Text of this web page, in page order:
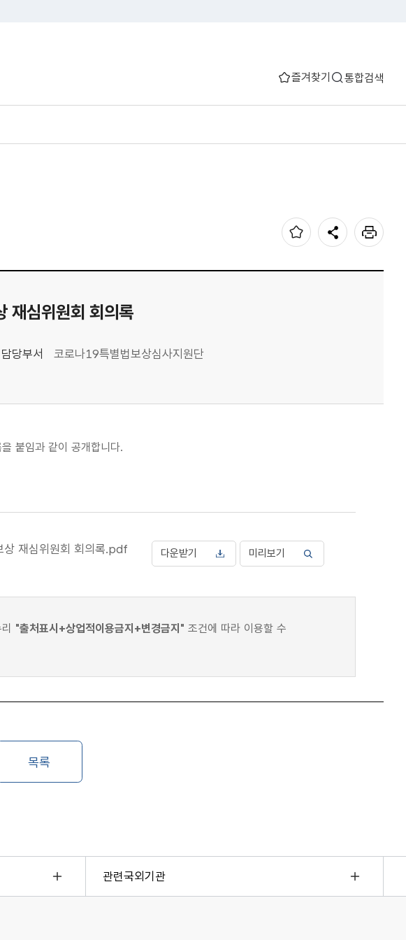
즐겨찾기 통합검색
재심위원회 회의록
담당부서
코로나19특별법보상심사지원단
붙임과 같이 공개합니다.
재심위원회 회의록.pdf 다운받기 미리보기
"출처표시+상업적이용금지+변경금지" 조건에 따라 이용할 수
관련국외기관